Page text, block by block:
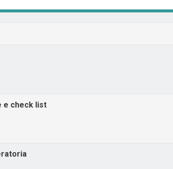
e check list